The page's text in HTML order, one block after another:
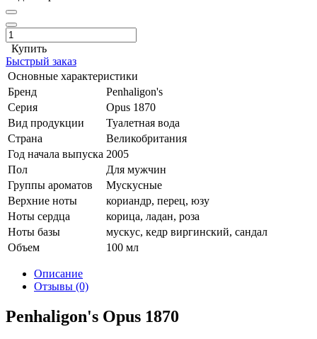
Купить
Быстрый заказ
Основные характеристики
Бренд
Penhaligon's
Серия
Opus 1870
Вид продукции
Туалетная вода
Страна
Великобритания
Год начала выпуска 2005
Пол
Для мужчин
Группы ароматов
Мускусные
Верхние ноты
кориандр, перец, юзу
Ноты сердца
корица, ладан, роза
Ноты базы
мускус, кедр виргинский, сандал
Объем
100 мл
Описание
Отзывы (0)
Penhaligon's Opus 1870